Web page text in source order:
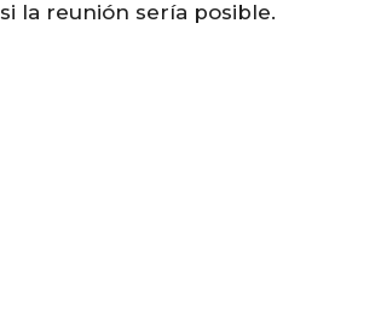
si la reunión sería posible.